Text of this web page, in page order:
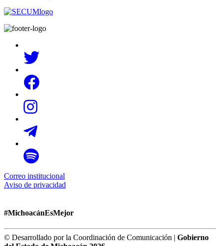
Correo institucional
Aviso de privacidad
#MichoacánEsMejor
© Desarrollado por la Coordinación de Comunicación | Gobierno